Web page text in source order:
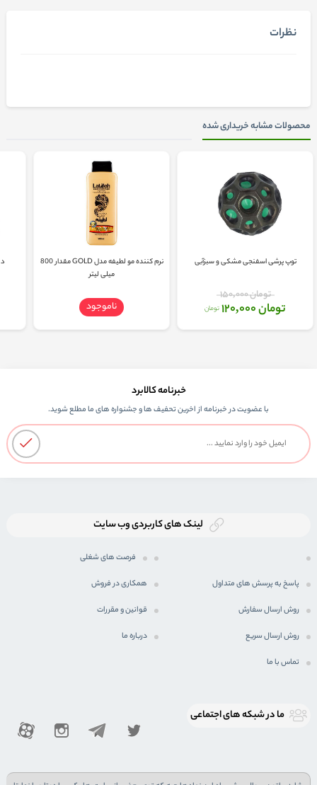
نظرات
محصولات مشابه خریداری شده
توپ پرشی اسفنجی مشکی و سبزآبی
تومان 150,000
تومان 120,000 تومان
نرم کننده مو لطیفه مدل GOLD مقدار 800
میلی لیتر
ناموجود
خبرنامه کالابرد
با عضویت در خبرنامه از اخرین تحفیف ها و جشنواره های ما مطلع شوید.
لینک های کاربردی وب سایت
فرصت های شغلی
پاسخ به پرسش های متداول همکاری در فروش
روش ارسال سفارش قوانین و مقررات
روش ارسال سریع درباره ما
تماس با ما
ما در شبكه های اجتماعی